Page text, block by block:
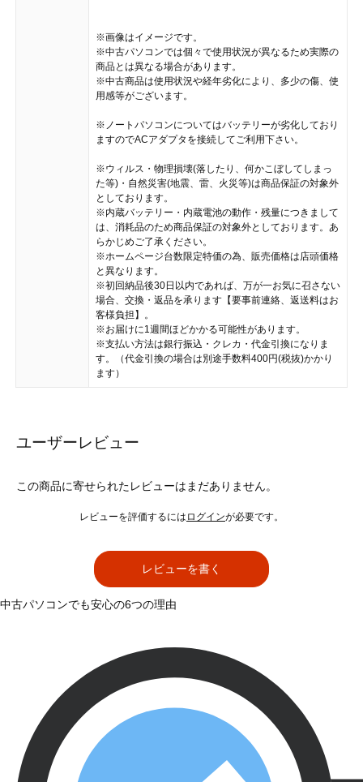
※画像はイメージです。
※中古パソコンでは個々で使用状況が異なるため実際の
商品とは異なる場合があります。
※中古商品は使用状況や経年劣化により、多少の傷、使
用感等がございます。
※ノートパソコンについてはバッテリーが劣化しており
ますのでACアダプタを接続してご利用下さい。
※ウィルス・物理損壊(落したり、何かこぼしてしまっ
た等)・自然災害(地震、雷、火災等)は商品保証の対象外
としております。
※内蔵バッテリー・内蔵電池の動作・残量につきまして
は、消耗品のため商品保証の対象外としております。あ
らかじめご了承ください。
※ホームページ台数限定特価の為、販売価格は店頭価格
と異なります。
※初回納品後30日以内であれば、万が一お気に召さない
場合、交換・返品を承ります【要事前連絡、返送料はお
客様負担】。
※お届けに1週間ほどかかる可能性があります。
※支払い方法は銀行振込・クレカ・代金引換になりま
す。（代金引換の場合は別途手数料400円(税抜)かかり
ます）
ユーザーレビュー
この商品に寄せられたレビューはまだありません。
レビューを評価するには ログインが必要です。
レビューを書く
中古パソコンでも安心の6つの理由